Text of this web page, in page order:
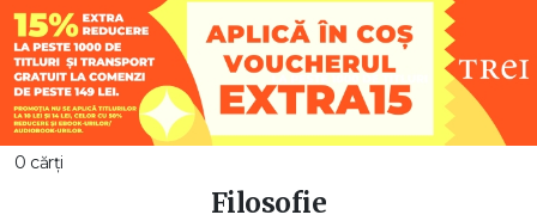
0 cărți
Filosofie